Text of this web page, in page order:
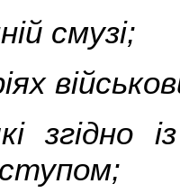
смузі;
згідно